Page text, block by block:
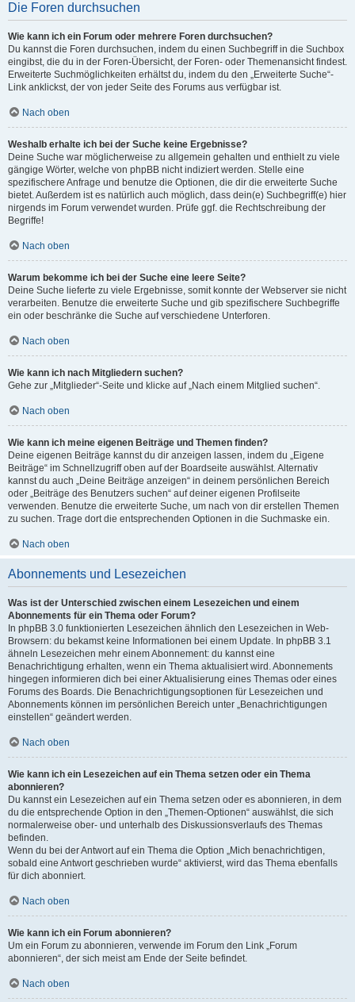
Die Foren durchsuchen
Wie kann ich ein Forum oder mehrere Foren durchsuchen?
Du kannst die Foren durchsuchen, indem du einen Suchbegriff in die Suchbox
eingibst, die du in der Foren-Übersicht, der Foren- oder Themenansicht findest.
Erweiterte Suchmöglichkeiten erhältst du, indem du den „Erweiterte Suche“-
Link anklickst, der von jeder Seite des Forums aus verfügbar ist.
Nach oben
Weshalb erhalte ich bei der Suche keine Ergebnisse?
Deine Suche war möglicherweise zu allgemein gehalten und enthielt zu viele
gängige Wörter, welche von phpBB nicht indiziert werden. Stelle eine
spezifischere Anfrage und benutze die Optionen, die dir die erweiterte Suche
bietet. Außerdem ist es natürlich auch möglich, dass dein(e) Suchbegriff(e) hier
nirgends im Forum verwendet wurden. Prüfe ggf. die Rechtschreibung der
Begriffe!
Nach oben
Warum bekomme ich bei der Suche eine leere Seite?
Deine Suche lieferte zu viele Ergebnisse, somit konnte der Webserver sie nicht
verarbeiten. Benutze die erweiterte Suche und gib spezifischere Suchbegriffe
ein oder beschränke die Suche auf verschiedene Unterforen.
Nach oben
Wie kann ich nach Mitgliedern suchen?
Gehe zur „Mitglieder“-Seite und klicke auf „Nach einem Mitglied suchen“.
Nach oben
Wie kann ich meine eigenen Beiträge und Themen finden?
Deine eigenen Beiträge kannst du dir anzeigen lassen, indem du „Eigene
Beiträge“ im Schnellzugriff oben auf der Boardseite auswählst. Alternativ
kannst du auch „Deine Beiträge anzeigen“ in deinem persönlichen Bereich
oder „Beiträge des Benutzers suchen“ auf deiner eigenen Profilseite
verwenden. Benutze die erweiterte Suche, um nach von dir erstellen Themen
zu suchen. Trage dort die entsprechenden Optionen in die Suchmaske ein.
Nach oben
Abonnements und Lesezeichen
Was ist der Unterschied zwischen einem Lesezeichen und einem
Abonnements für ein Thema oder Forum?
In phpBB 3.0 funktionierten Lesezeichen ähnlich den Lesezeichen in Web-
Browsern: du bekamst keine Informationen bei einem Update. In phpBB 3.1
ähneln Lesezeichen mehr einem Abonnement: du kannst eine
Benachrichtigung erhalten, wenn ein Thema aktualisiert wird. Abonnements
hingegen informieren dich bei einer Aktualisierung eines Themas oder eines
Forums des Boards. Die Benachrichtigungsoptionen für Lesezeichen und
Abonnements können im persönlichen Bereich unter „Benachrichtigungen
einstellen“ geändert werden.
Nach oben
Wie kann ich ein Lesezeichen auf ein Thema setzen oder ein Thema
abonnieren?
Du kannst ein Lesezeichen auf ein Thema setzen oder es abonnieren, in dem
du die entsprechende Option in den „Themen-Optionen“ auswählst, die sich
normalerweise ober- und unterhalb des Diskussionsverlaufs des Themas
befinden.
Wenn du bei der Antwort auf ein Thema die Option „Mich benachrichtigen,
sobald eine Antwort geschrieben wurde“ aktivierst, wird das Thema ebenfalls
für dich abonniert.
Nach oben
Wie kann ich ein Forum abonnieren?
Um ein Forum zu abonnieren, verwende im Forum den Link „Forum
abonnieren“, der sich meist am Ende der Seite befindet.
Nach oben